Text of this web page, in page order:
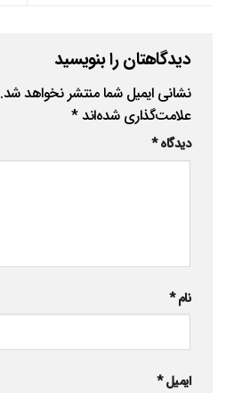
دیدگاهتان را بنویسید
نشانی ایمیل شما منتشر نخواهد شد.
علامت‌گذاری شده‌اند*
دیدگاه*
نام*
ایمیل*